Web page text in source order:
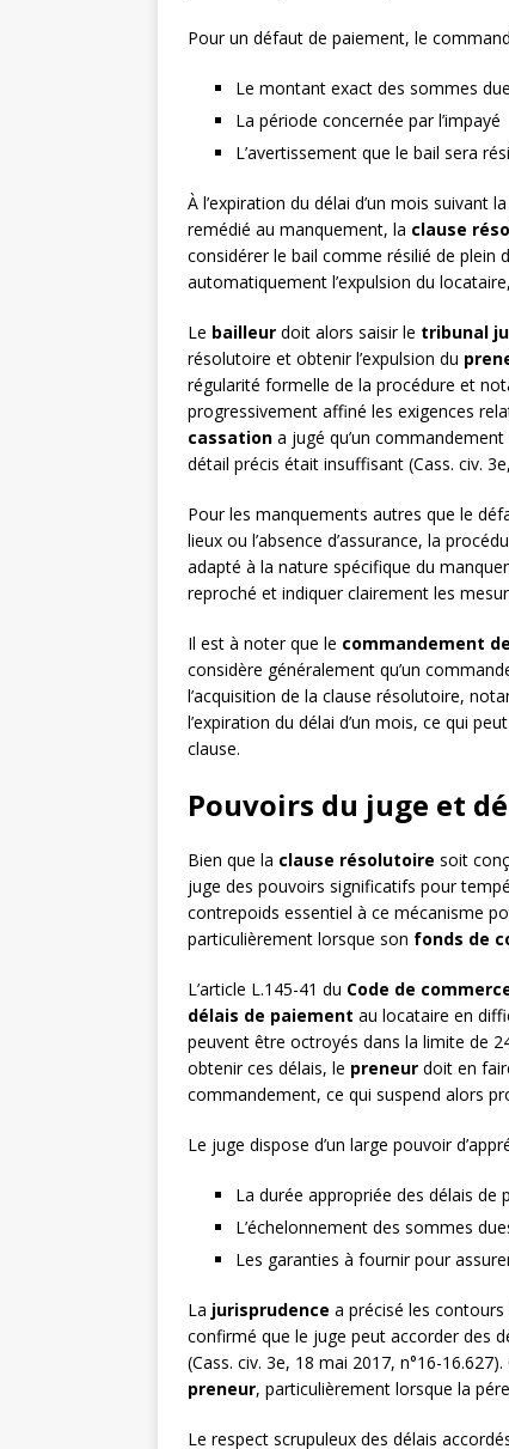
Pour un défaut de paiement, le
Le montant exact des sommes
La période concernée par l’impayé
L’avertissement que le bail sera
À l’expiration du délai d’un mois suivant
remédié au manquement, la clause
considérer le bail comme résilié de plein
automatiquement l’expulsion du
Le bailleur doit alors saisir le tribunal
résolutoire et obtenir l’expulsion du
régularité formelle de la procédure et
progressivement affiné les exigences
cassation a jugé qu’un
détail précis était insuffisant (Cass. civ.
Pour les manquements autres que le
lieux ou l’absence d’assurance, la
adapté à la nature spécifique du
reproché et indiquer clairement les
Il est à noter que le commandement
considère généralement qu’un
l’acquisition de la clause résolutoire,
l’expiration du délai d’un mois, ce qui
clause.
Pouvoirs du juge et
Bien que la clause résolutoire soit
juge des pouvoirs significatifs pour
contrepoids essentiel à ce mécanisme
particulièrement lorsque son fonds de
L’article L.145-41 du Code de
délais de paiement au locataire en
peuvent être octroyés dans la limite de
obtenir ces délais, le preneur doit en
commandement, ce qui suspend alors
Le juge dispose d’un large pouvoir
La durée appropriée des délais de
L’échelonnement des sommes
Les garanties à fournir pour
La jurisprudence a précisé les
confirmé que le juge peut accorder des
(Cass. civ. 3e, 18 mai 2017, n°16-
preneur, particulièrement lorsque la
Le respect scrupuleux des délais